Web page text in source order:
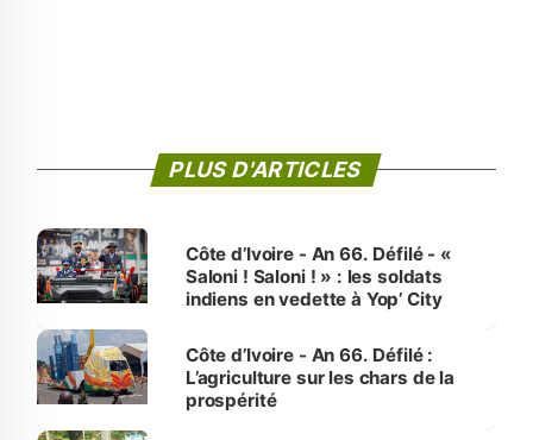
PLUS D'ARTICLES
Côte d’Ivoire - An 66. Défilé - «
Saloni ! Saloni ! » : les soldats
indiens en vedette à Yop’ City
Côte d’Ivoire - An 66. Défilé :
L’agriculture sur les chars de la
prospérité